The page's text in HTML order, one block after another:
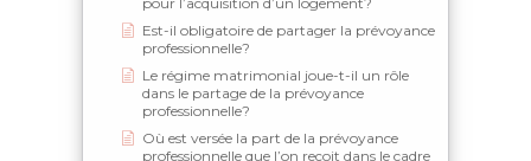
Est-il obligatoire de partager la prévoyance
professionnelle?
Le régime matrimonial joue-t-il un rôle
dans le partage de la prévoyance
professionnelle?
Où est versée la part de la prévoyance
professionnelle que l’on reçoit dans le cadre